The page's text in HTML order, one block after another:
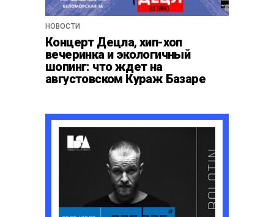
НОВОСТИ
Концерт Децла, хип-хоп
вечеринка и экологичный
шопинг: что ждет на
августовском Кураж Базаре